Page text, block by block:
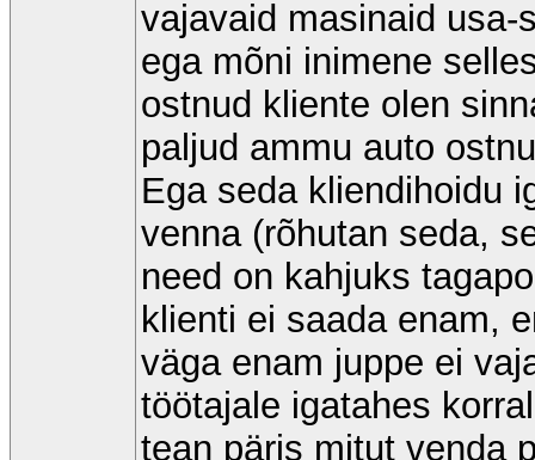
vajavaid masinaid
ega mõni inimene
ostnud kliente olen
paljud ammu auto
Ega seda kliendihoidu
venna (rõhutan seda,
need on kahjuks
klienti ei saada enam,
väga enam juppe ei
töötajale igatahes
tean päris mitut venda